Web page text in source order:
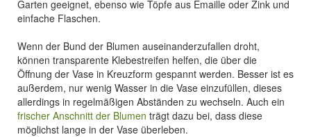
Garten geeignet, ebenso wie Töpfe aus Emaille oder Zink und
einfache Flaschen.
Wenn der Bund der Blumen auseinanderzufallen droht,
können transparente Klebestreifen helfen, die über die
Öffnung der Vase in Kreuzform gespannt werden. Besser ist es
außerdem, nur wenig Wasser in die Vase einzufüllen, dieses
allerdings in regelmäßigen Abständen zu wechseln. Auch ein
frischer Anschnitt der Blumen trägt dazu bei, dass diese
möglichst lange in der Vase überleben.